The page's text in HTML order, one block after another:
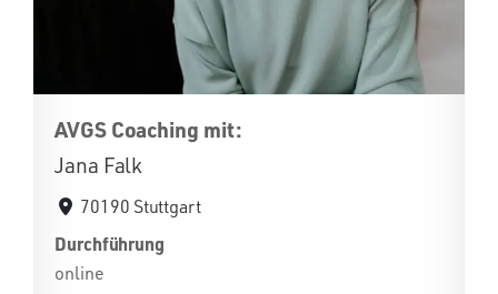
AVGS Coaching mit:
Jana Falk
70190 Stuttgart
Durchführung
online